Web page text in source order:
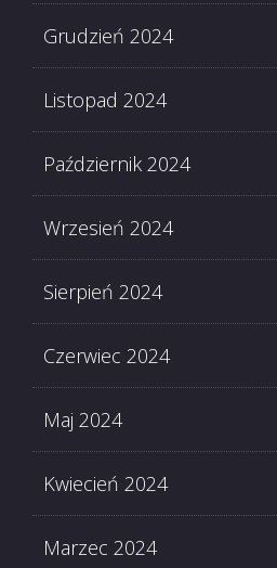
Grudzień 2024
Listopad 2024
Październik 2024
Wrzesień 2024
Sierpień 2024
Czerwiec 2024
Maj 2024
Kwiecień 2024
Marzec 2024